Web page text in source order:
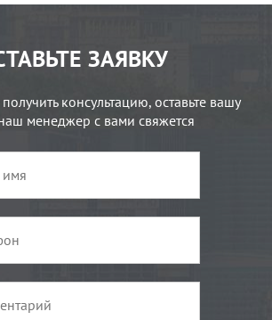
ЗАЯВКУ
консультацию, оставьте вашу
менеджер с вами свяжется